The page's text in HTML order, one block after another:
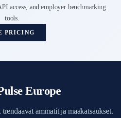
access, and employer benchmarking
tools.
PRICING
Europe
ammatit ja maakatsaukset.